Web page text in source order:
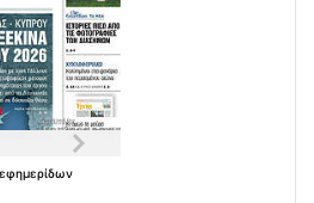
εφημερίδων